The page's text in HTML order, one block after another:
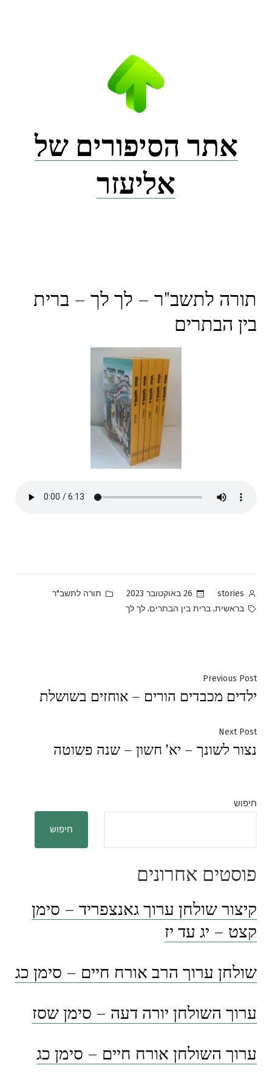
אתר הסיפורים של
אליעזר
תורה לתשב"ר – לך לך – ברית
בין הבתרים
Posted
by
stories 26 באוקטובר 2023
Posted
תורה לתשב"ר
Tags:
בראשית, ברית בין הבתרים, לך לך
ניווט
Previous Post
post:
ילדים מכבדים הורים – אוחזים בשושלת
Next Post
post:
נצור לשונך – יא' חשון – שנה פשוטה
חיפוש
חיפוש
פוסטים אחרונים
קיצור שולחן ערוך גאנצפריד – סימן
קצט – יג עד יז
שולחן ערוך הרב אורח חיים – סימן כג
ערוך השולחן יורה דעה – סימן שסז
ערוך השולחן אורח חיים – סימן כג